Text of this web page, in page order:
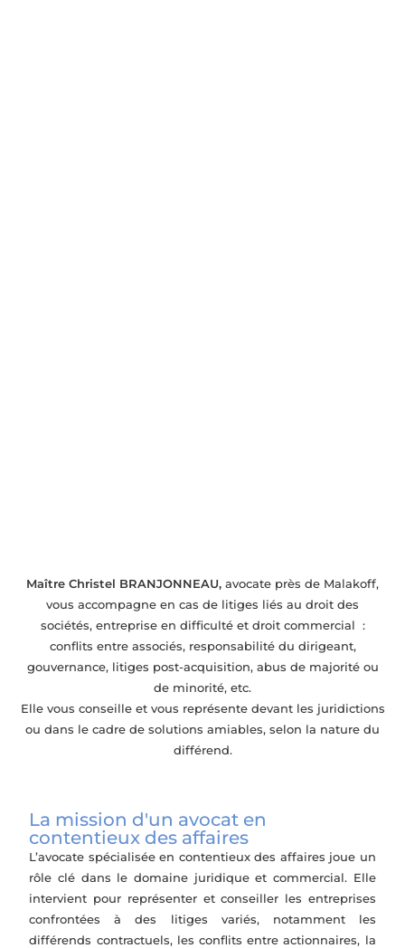
Maître Christel BRANJONNEAU, avocate près de Malakoff,
vous accompagne en cas de litiges liés au droit des
sociétés, entreprise en difficulté et droit commercial :
conflits entre associés, responsabilité du dirigeant,
gouvernance, litiges post-acquisition, abus de majorité ou
de minorité, etc.
Elle vous conseille et vous représente devant les juridictions
ou dans le cadre de solutions amiables, selon la nature du
différend.
La mission d'un avocat en
contentieux des affaires
L’avocate spécialisée en contentieux des affaires joue un
rôle clé dans le domaine juridique et commercial. Elle
intervient pour représenter et conseiller les entreprises
confrontées à des litiges variés, notamment les
différends contractuels, les conflits entre actionnaires, la